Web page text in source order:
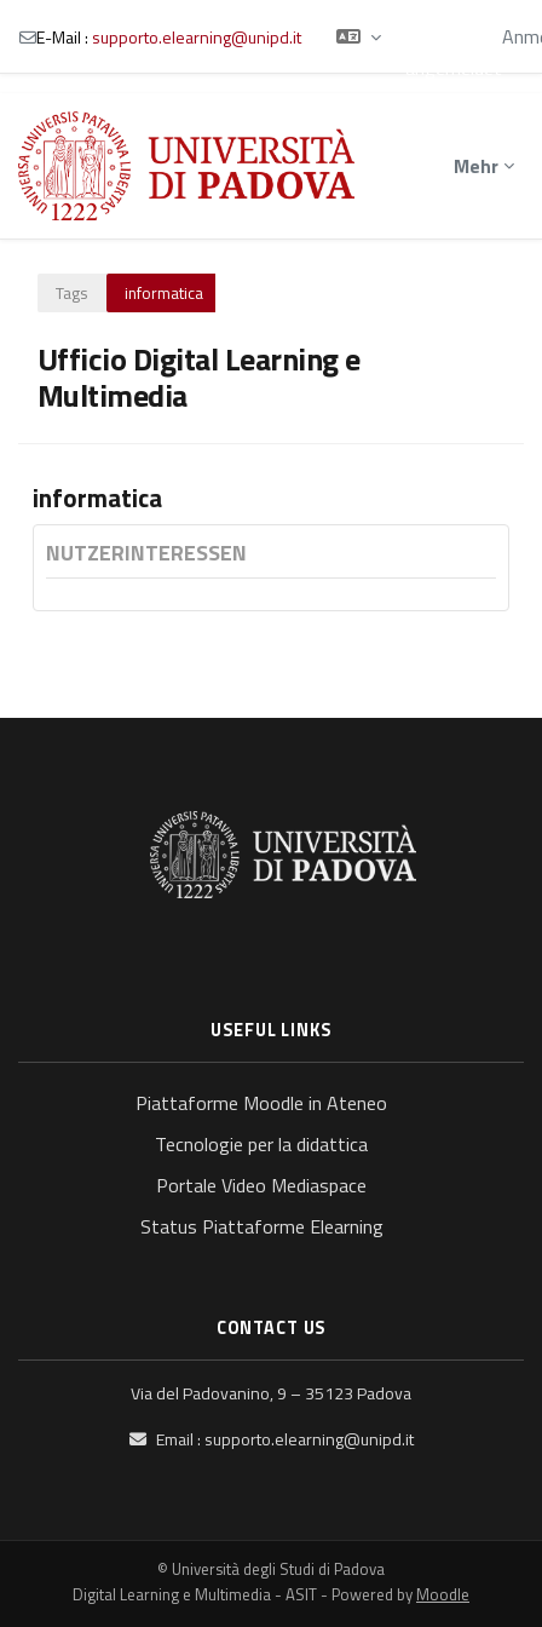
Zum Hauptinhalt
E-Mail : supporto.elearning@unipd.it
Mehr
Tags informatica
Ufficio Digital Learning e
Multimedia
informatica
NUTZERINTERESSEN
USEFUL LINKS
Piattaforme Moodle in Ateneo
Tecnologie per la didattica
Portale Video Mediaspace
Status Piattaforme Elearning
CONTACT US
Via del Padovanino, 9 – 35123 Padova
Email : supporto.elearning@unipd.it
© Università degli Studi di Padova
Digital Learning e Multimedia - ASIT - Powered by Moodle